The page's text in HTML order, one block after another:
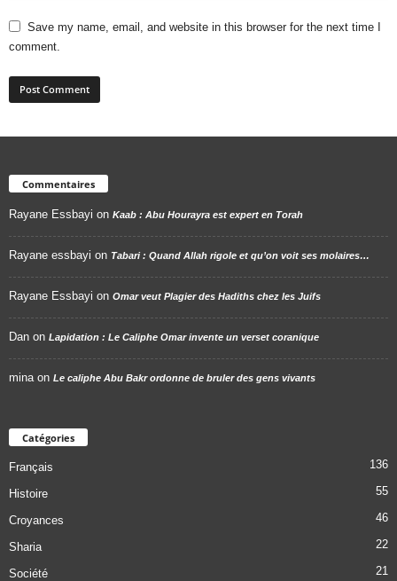
Save my name, email, and website in this browser for the next time I
comment.
Commentaires
Rayane Essbayi on Kaab : Abu Hourayra est expert en Torah
Rayane essbayi on Tabari : Quand Allah rigole et qu’on voit ses molaires…
Rayane Essbayi on Omar veut Plagier des Hadiths chez les Juifs
Dan on Lapidation : Le Caliphe Omar invente un verset coranique
mina on Le caliphe Abu Bakr ordonne de bruler des gens vivants
Catégories
Français 136
Histoire 55
Croyances 46
Sharia 22
Société 21